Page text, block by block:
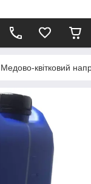
квітковий